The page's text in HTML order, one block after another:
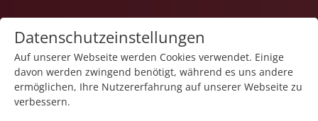
Bildung
Datenschutzeinstellungen
Auf unserer Webseite werden Cookies verwendet. Einige
davon werden zwingend benötigt, während es uns andere
ermöglichen, Ihre Nutzererfahrung auf unserer Webseite zu
verbessern.